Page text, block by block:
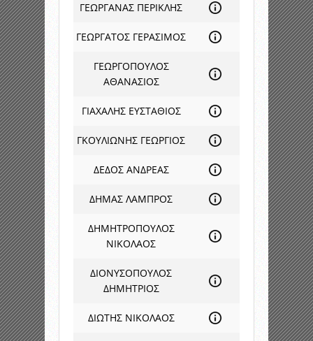
ΓΕΩΡΓΑΝΑΣ ΠΕΡΙΚΛΗΣ
ΓΕΩΡΓΑΤΟΣ ΓΕΡΑΣΙΜΟΣ
ΓΕΩΡΓΟΠΟΥΛΟΣ
ΑΘΑΝΑΣΙΟΣ
ΓΙΑΧΑΛΗΣ ΕΥΣΤΑΘΙΟΣ
ΓΚΟΥΛΙΩΝΗΣ ΓΕΩΡΓΙΟΣ
ΔΕΔΟΣ ΑΝΔΡΕΑΣ
ΔΗΜΑΣ ΛΑΜΠΡΟΣ
ΔΗΜΗΤΡΟΠΟΥΛΟΣ
ΝΙΚΟΛΑΟΣ
ΔΙΟΝΥΣΟΠΟΥΛΟΣ
ΔΗΜΗΤΡΙΟΣ
ΔΙΩΤΗΣ ΝΙΚΟΛΑΟΣ